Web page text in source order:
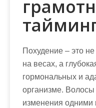
Похудение – это
на весах, а
гормональных и
организме. Волосы
изменения